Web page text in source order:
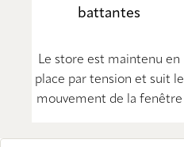
battantes
Le store est maintenu en
place par tension et suit le
mouvement de la fenêtre